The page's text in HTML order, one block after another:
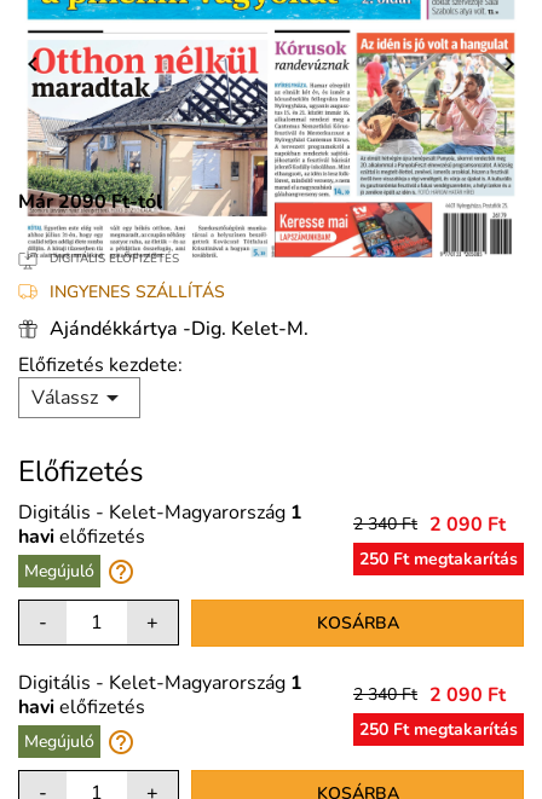
 
Megosztás:
Már 2090 Ft-tól
DIGITÁLIS ELŐFIZETÉS
INGYENES SZÁLLÍTÁS
Ajándékkártya -Dig. Kelet-M.
Előfizetés kezdete:
Válassz 
Előfizetés
Digitális - Kelet-Magyarország 1
havielőfizetés
Megújuló help_outline
2 340 Ft 2 090 Ft
250 Ft megtakarítás
- + KOSÁRBA
Digitális - Kelet-Magyarország 1
havielőfizetés
Megújuló help_outline
2 340 Ft 2 090 Ft
250 Ft megtakarítás
- + KOSÁRBA